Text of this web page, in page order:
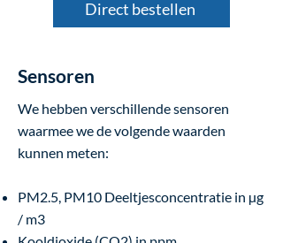
Direct bestellen
Sensoren
We hebben verschillende sensoren
waarmee we de volgende waarden
kunnen meten:
PM2.5, PM10 Deeltjesconcentratie in µg
/ m3